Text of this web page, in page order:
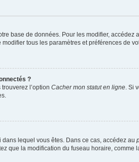
base de données. Pour les modifier, accédez
tous les paramètres et préférences de
?
l’option Cacher mon statut en ligne. Si
lequel vous êtes. Dans ce cas, accédez au
que la modification du fuseau horaire,